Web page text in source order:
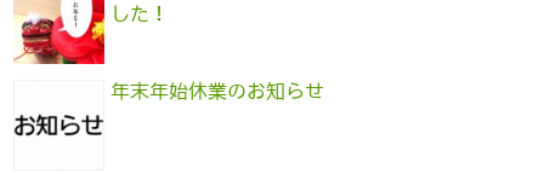
した！
年末年始休業のお知らせ